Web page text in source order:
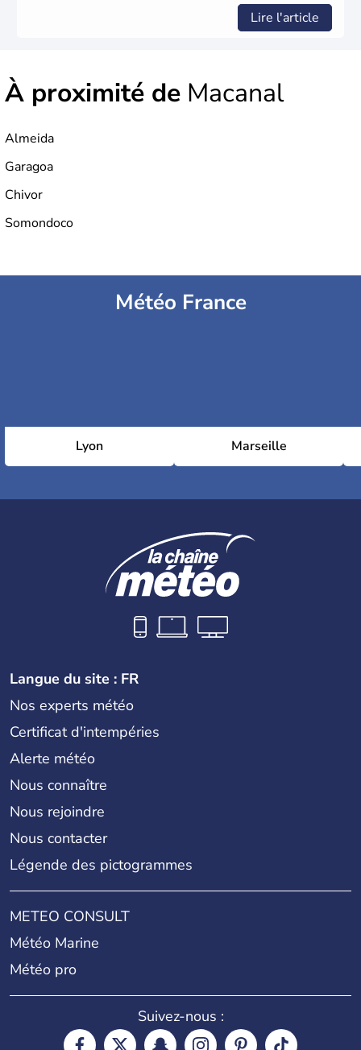
Lire l'article
À proximité de Macanal
Almeida
Garagoa
Chivor
Somondoco
Météo France
Lyon Marseille
Langue du site : FR
Nos experts météo
Certificat d'intempéries
Alerte météo
Nous connaître
Nous rejoindre
Nous contacter
Légende des pictogrammes
METEO CONSULT
Météo Marine
Météo pro
Suivez-nous :